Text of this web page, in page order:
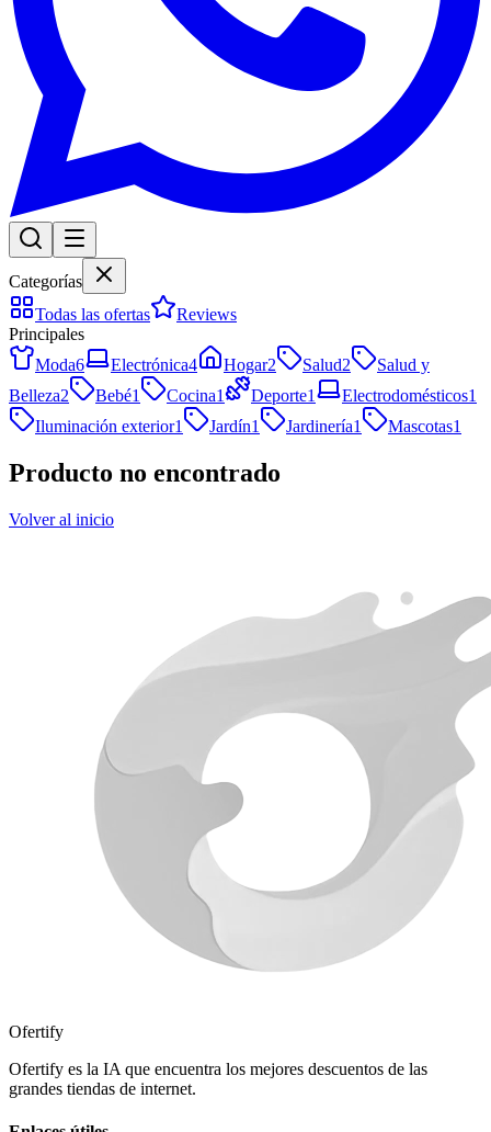
Categorías
Todas las ofertas
Reviews
Principales
Moda6 Electrónica4 Hogar2 Salud2
Salud y
Belleza2 Bebé1 Cocina1 Deporte1 Electrodomésticos1
Iluminación exterior1 Jardín1 Jardinería1 Mascotas1
Producto no encontrado
Volver al inicio
Ofertify
Ofertify es la IA que encuentra los mejores descuentos de las
grandes tiendas de internet.